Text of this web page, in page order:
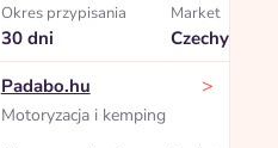
Okres przypisania
30 dni
Market
Czechy
Padabo.hu
Motoryzacja i kemping
>